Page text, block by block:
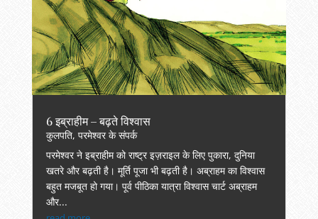
6 इब्राहीम – बढ़ते विश्वास
कुलपति, परमेश्वर के संपर्क
परमेश्वर ने इब्राहीम को राष्ट्र इज़राइल के लिए पुकारा, दुनिया
खतरे और बढ़ती है। मूर्ति पूजा भी बढ़ती है। अब्राहम का विश्वास
बहुत मजबूत हो गया। पूर्व पीठिका यात्रा विश्वास चार्ट अब्राहम
और...